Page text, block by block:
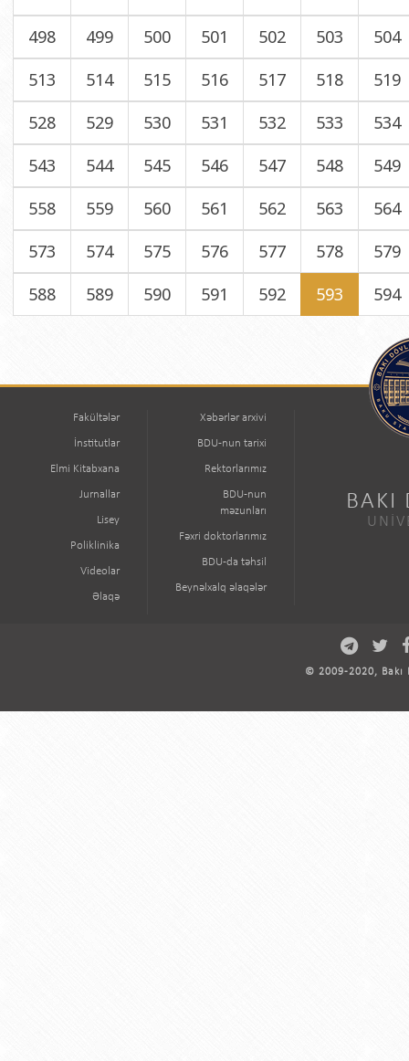
498
499 500 501 502 503
504
513
514 515 516 517 518
519
528
529 530 531 532 533
534
543
544 545 546 547 548
549
558
559 560 561 562 563
564
573
574 575 576 577 578
579
588
589 590 591 592 593 594
Fakültələr
İnstitutlar
Elmi Kitabxana
Jurnallar
Lisey
Poliklinika
Videolar
Əlaqə
Xəbərlər arxivi
BDU-nun tarixi
Rektorlarımız
BDU-nun
məzunları
Fəxri doktorlarımız
BDU-da təhsil
Beynəlxalq əlaqələr
BAKI
© 2009-2020,